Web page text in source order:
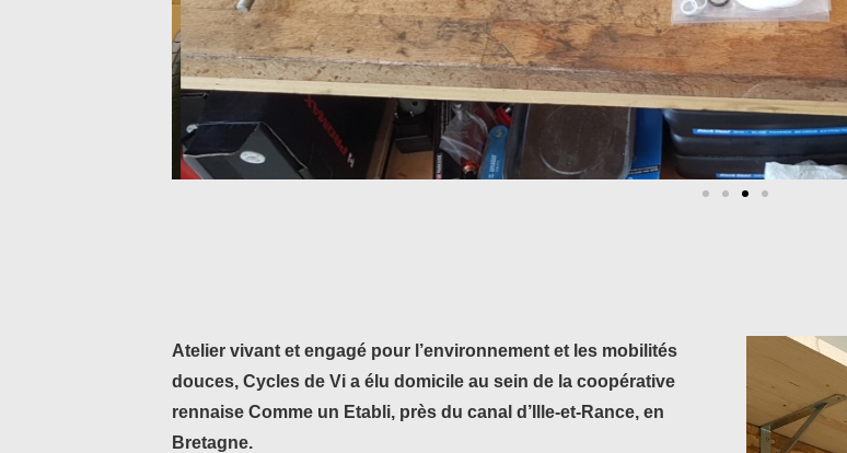
Atelier vivant et engagé pour l’environnement et les mobilités
douces, Cycles de Vi a élu domicile au sein de la coopérative
rennaise Comme un Etabli, près du canal d’Ille-et-Rance, en
Bretagne.